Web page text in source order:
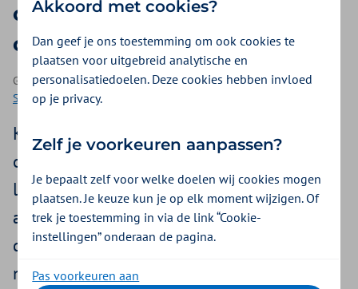
op latere leeftijd een allergie
of intolerantie ontwikkelen
Geplaatst op 15 juni 2026 | Een artikel als onderdeel van
Seizoensklachten| 4 minuten lezen
Kon je vroeger alles eten, maar krijg je nu
opeens last van je buik, huid of
luchtwegen? Veel mensen denken dat
allergieën alleen bij kinderen horen, maar
dat klopt niet. Je kunt ook als volwassene
nog klachten krijgen. Joyce Schilders,
Akkoord met cookies?
Dan geef je ons toestemming om ook cookies te
plaatsen voor uitgebreid analytische en
personalisatiedoelen. Deze cookies hebben invloed
op je privacy.
Zelf je voorkeuren aanpassen?
Je bepaalt zelf voor welke doelen wij cookies mogen
plaatsen. Je keuze kun je op elk moment wijzigen. Of
trek je toestemming in via de link “Cookie-
instellingen” onderaan de pagina.
Pas voorkeuren aan